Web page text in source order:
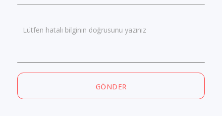
Lütfen hatalı bilginin doğrusunu yazınız
GÖNDER